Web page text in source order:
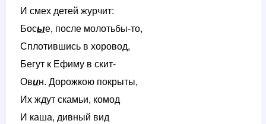
И смех детей журчит:
Босые, после молотьбы-то,
Сплотившись в хоровод,
Бегут к Ефиму в скит-
Овин. Дорожкою покрыты,
Их ждут скамьи, комод
И каша, дивный вид